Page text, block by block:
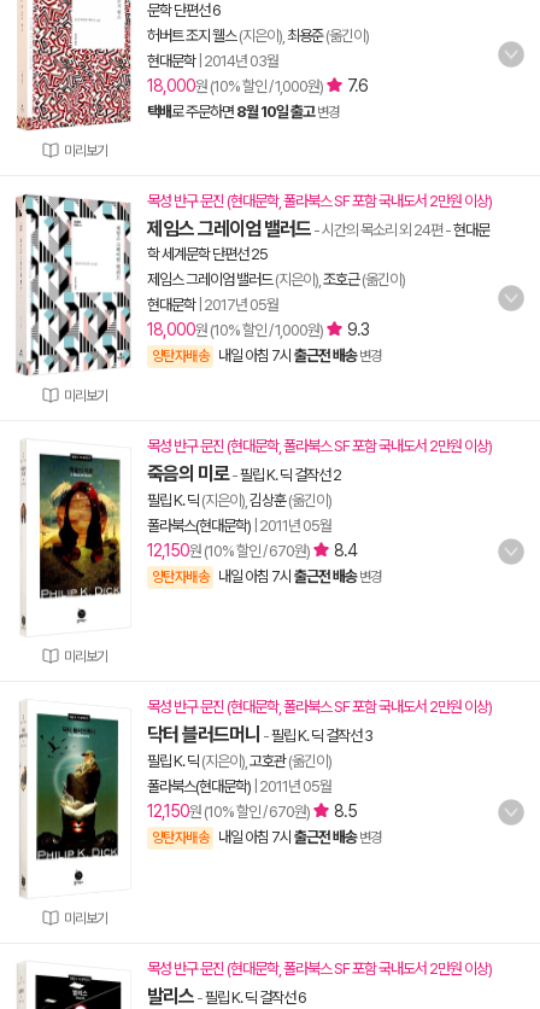
미리보기
문학 단편선 6
허버트 조지 웰스(지은이), 최용준(옮긴이)
현대문학| 2014년 03월
18,000원 (10% 할인 / 1,000원) 7.6
택배로 주문하면 8월 10일 출고 변경
미리보기
목성 반구 문진 (현대문학, 폴라북스 SF 포함 국내도서 2만원 이상)
제임스 그레이엄 밸러드 - 시간의 목소리 외 24편 -현대문
학 세계문학 단편선 25
제임스 그레이엄 밸러드(지은이), 조호근(옮긴이)
현대문학| 2017년 05월
18,000원 (10% 할인 / 1,000원) 9.3
양탄자배송 내일 아침 7시 출근전 배송 변경
미리보기
목성 반구 문진 (현대문학, 폴라북스 SF 포함 국내도서 2만원 이상)
죽음의 미로-필립 K. 딕 걸작선 2
필립 K. 딕 (지은이), 김상훈(옮긴이)
폴라북스(현대문학) 2011년 05월
12,150원 (10% 할인 / 670원) 8.4
양탄자배송 내일 아침 7시 출근전 배송 변경
미리보기
목성 반구 문진 (현대문학, 폴라북스 SF 포함 국내도서 2만원 이상)
닥터 블러드머니 -필립 K. 딕 걸작선 3
필립 K. 딕 (지은이), 고호관(옮긴이)
폴라북스(현대문학) 2011년 05월
12,150원 (10% 할인 / 670원) 8.5
양탄자배송 내일 아침 7시 출근전 배송 변경
목성 반구 문진 (현대문학, 폴라북스 SF 포함 국내도서 2만원 이상)
발리스 -필립 K. 딕 걸작선 6